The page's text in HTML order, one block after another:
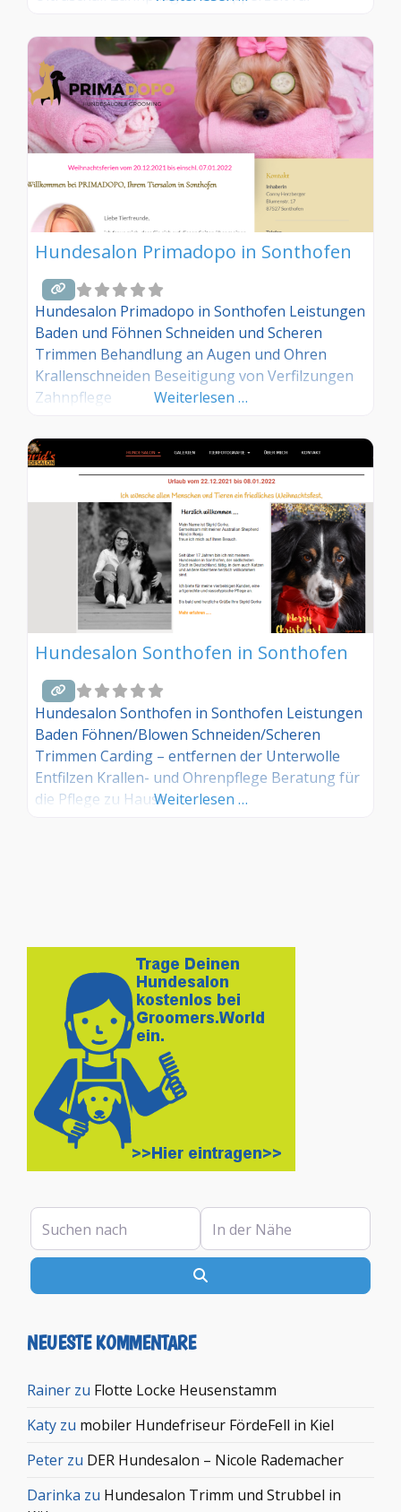
Hundesalon Primadopo in Sonthofen
Hundesalon Primadopo in Sonthofen Leistungen
Baden und Föhnen Schneiden und Scheren
Trimmen Behandlung an Augen und Ohren
Krallenschneiden Beseitigung von Verfilzungen
Zahnpflege
Weiterlesen …
Hundesalon Sonthofen in Sonthofen
Hundesalon Sonthofen in Sonthofen Leistungen
Baden Föhnen/Blowen Schneiden/Scheren
Trimmen Carding – entfernen der Unterwolle
Entfilzen Krallen- und Ohrenpflege Beratung für
die Pflege zu HauseWeiterlesen …
Suchen nach In der Nähe
NEUESTE KOMMENTARE
Rainer zu Flotte Locke Heusenstamm
Katy zu mobiler Hundefriseur FördeFell in Kiel
Peter zu DER Hundesalon – Nicole Rademacher
Darinka zu Hundesalon Trimm und Strubbel in